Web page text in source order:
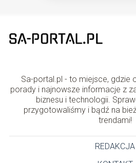
Sa-portal.pl - to miejsce, gdzie
porady i najnowsze informacje z
biznesu i technologii.
przygotowaliśmy i bądź na
trendami!
REDAKCJA